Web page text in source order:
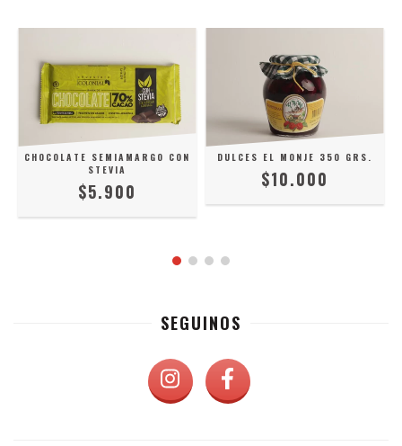
CHOCOLATE SEMIAMARGO CON
STEVIA
$5.900
DULCES EL MONJE 350 GRS.
$10.000
SEGUINOS